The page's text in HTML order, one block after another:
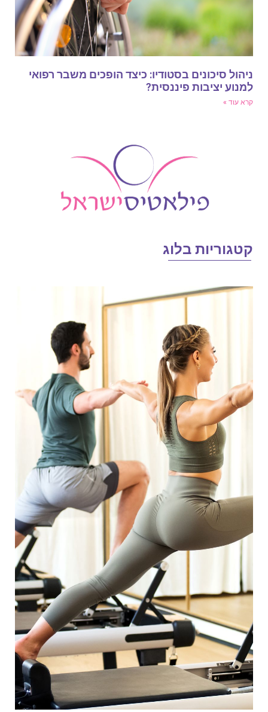
סיכונים בסטודיו: כיצד הופכים משבר רפואי
יציבות פיננסית?
עוד »
בלוג